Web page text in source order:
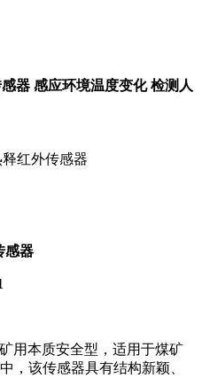
器 感应环境温度变化 检测人
红外传感器
感器
用本质安全型，适用于煤矿
，该传感器具有结构新颖、